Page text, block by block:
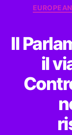
Il
il